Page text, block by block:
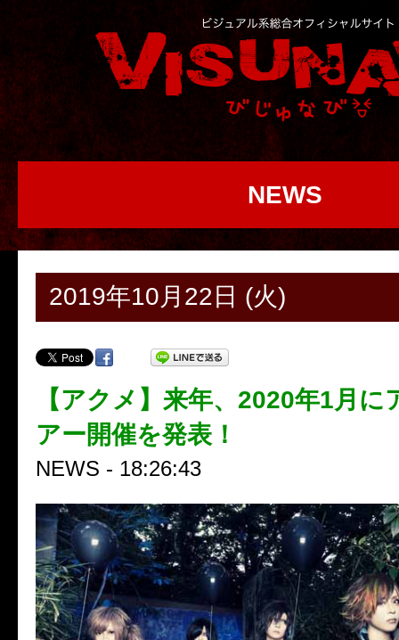
NEWS
2019年10月22日 (火)
【アクメ】来年、2020年1月に
アー開催を発表！
NEWS - 18:26:43